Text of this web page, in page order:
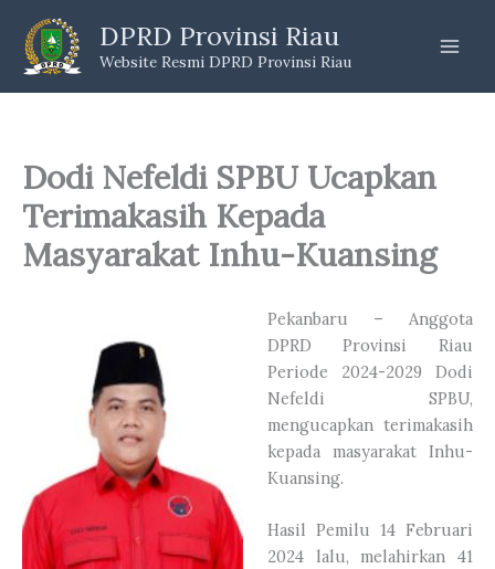
content
DPRD Provinsi Riau
Website Resmi DPRD Provinsi Riau
Dodi Nefeldi SPBU Ucapkan
Terimakasih Kepada
Masyarakat Inhu-Kuansing
Pekanbaru – Anggota
DPRD Provinsi Riau
Periode 2024-2029 Dodi
Nefeldi SPBU,
mengucapkan terimakasih
kepada masyarakat Inhu-
Kuansing.
Hasil Pemilu 14 Februari
2024 lalu, melahirkan 41